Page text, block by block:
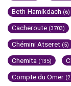
Beth-Hamikdach (6)
Cacheroute (3703)
Chémini Atseret (5)
Chemita (135)
Compte du Omer